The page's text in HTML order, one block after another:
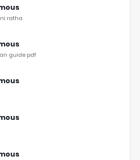
ratha
guide pdf